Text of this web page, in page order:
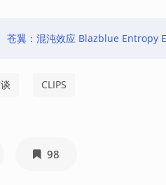
苍翼：混沌效应 Blazblue Entropy
CLIPS
98